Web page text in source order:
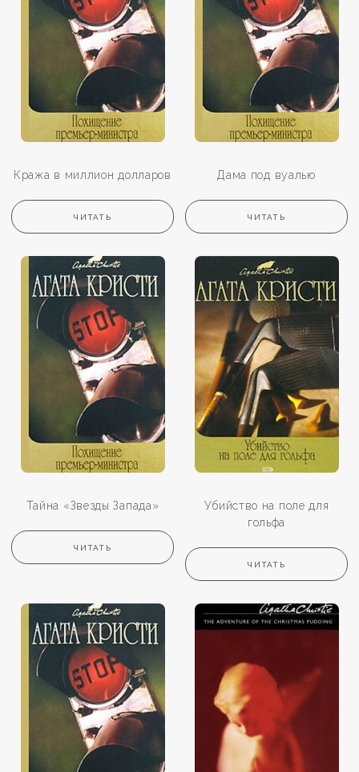
Кража в миллион долларов
ЧИТАТЬ
Дама под вуалью
ЧИТАТЬ
Тайна «Звезды Запада»
ЧИТАТЬ
Убийство на поле для
гольфа
ЧИТАТЬ